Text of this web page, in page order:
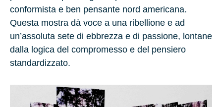
conformista e ben pensante nord americana.
Questa mostra dà voce a una ribellione e ad
un’assoluta sete di ebbrezza e di passione, lontane
dalla logica del compromesso e del pensiero
standardizzato.